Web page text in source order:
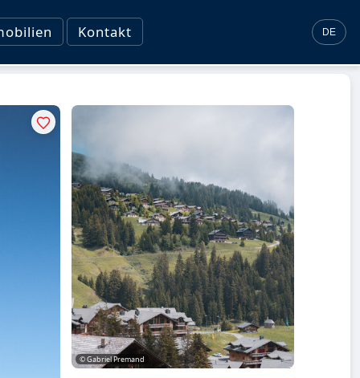
Kontakt DE
© Gabriel Premand